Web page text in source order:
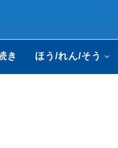
き ほう/れん/そう